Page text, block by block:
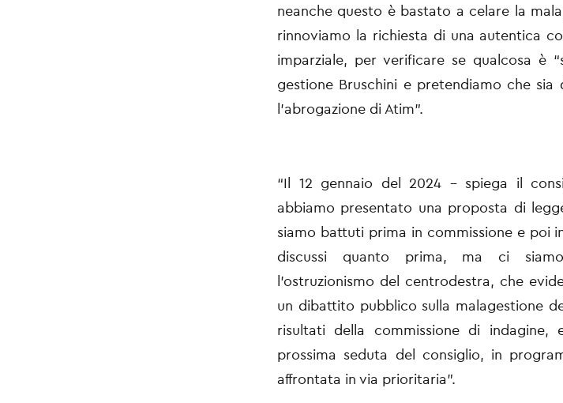
neanche questo è bastato a celare la
rinnoviamo la richiesta di una autentica
imparziale, per verificare se qualcosa è
gestione Bruschini e pretendiamo che
l’abrogazione di Atim”.
“Il 12 gennaio del 2024 - spiega il
abbiamo presentato una proposta di
siamo battuti prima in commissione e poi
discussi quanto prima, ma ci
l’ostruzionismo del centrodestra, che
un dibattito pubblico sulla malagestione
risultati della commissione di indagine,
prossima seduta del consiglio, in
affrontata in via prioritaria”.